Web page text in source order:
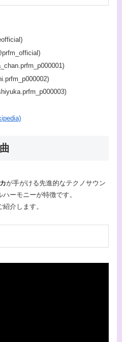
が手がける先進的なテクノサウン
ーモニーが特徴です。
介します。